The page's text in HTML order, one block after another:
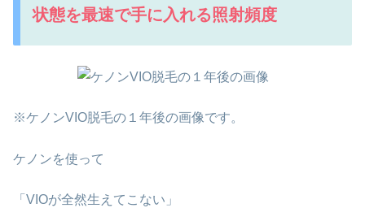
状態を最速で手に入れる照射頻度
※ケノンVIO脱毛の１年後の画像です。
ケノンを使って
「VIOが全然生えてこない」